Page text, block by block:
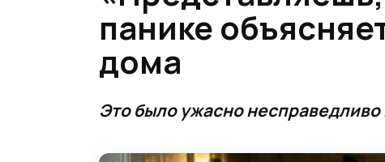
панике
дома
Это было ужасно